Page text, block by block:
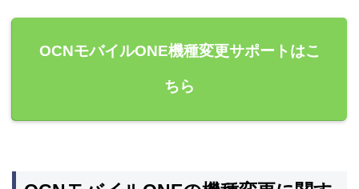
OCNモバイルONE機種変更サポートはこ
ちら